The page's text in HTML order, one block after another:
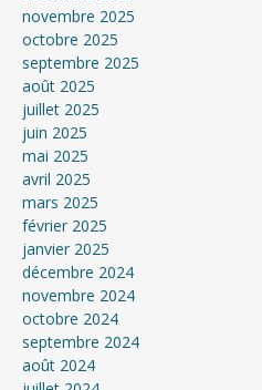
novembre 2025
octobre 2025
septembre 2025
août 2025
juillet 2025
juin 2025
mai 2025
avril 2025
mars 2025
février 2025
janvier 2025
décembre 2024
novembre 2024
octobre 2024
septembre 2024
août 2024